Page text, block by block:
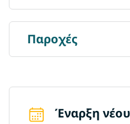
Παροχές
Έναρξη